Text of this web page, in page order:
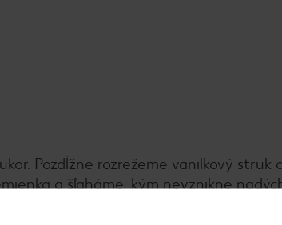
Pozdĺžne rozrežeme vanilkový struk
a šľaháme, kým nevznikne
vmiešame maliny.